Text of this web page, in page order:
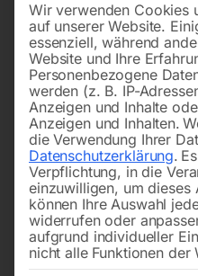
Wir verwenden Cookies
auf unserer Website.
essenziell, während
Website und Ihre
Personenbezogene
werden (z. B. IP-
Anzeigen und Inhalte
Anzeigen und Inhalten.
die Verwendung Ihrer
Datenschutzerklärung.
Verpflichtung, in die
einzuwilligen, um dieses
können Ihre Auswahl
widerrufen oder
aufgrund individueller
nicht alle Funktionen